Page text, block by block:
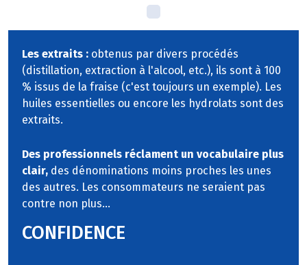
Les extraits : obtenus par divers procédés
(distillation, extraction à l'alcool, etc.), ils sont à 100
% issus de la fraise (c'est toujours un exemple). Les
huiles essentielles ou encore les hydrolats sont des
extraits.
Des professionnels réclament un vocabulaire plus
clair, des dénominations moins proches les unes
des autres. Les consommateurs ne seraient pas
contre non plus...
CONFIDENCE